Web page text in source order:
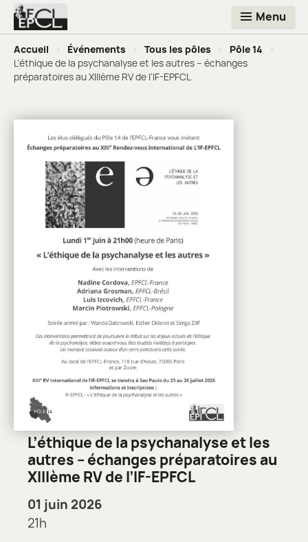
Menu
Accueil > Événements > Tous les pôles > Pôle 14
>
L’éthique de la psychanalyse et les autres – échanges
préparatoires au XIIIème RV de l’IF-EPFCL
L’éthique de la psychanalyse et les
autres – échanges préparatoires au
XIIIème RV de l’IF-EPFCL
01 juin 2026
21h